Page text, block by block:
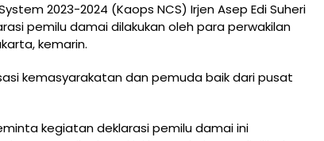
2023-2024 (Kaops NCS) Irjen Asep Edi Suheri
pemilu damai dilakukan oleh para perwakilan
kemarin.
kemasyarakatan dan pemuda baik dari pusat
kegiatan deklarasi pemilu damai ini